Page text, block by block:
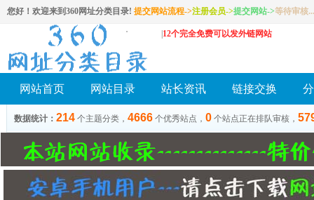
您好！欢迎来到360网址分类目录! 提交网站流程->注册会员->提交网站->等待审核...
12个完全免费可以发外链网站
网站首页 网站目录 站长资讯 链接交换
数据统计： 214 个主题分类， 4666 个优秀站点， 0 个站点正在排队审核，